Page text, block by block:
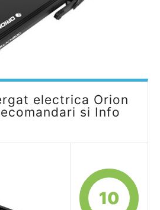
electrica Orion
si Info
10